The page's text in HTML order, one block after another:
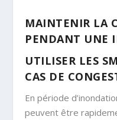
MAINTENIR LA
PENDANT UNE
UTILISER LES
CAS DE
En période
peuvent être